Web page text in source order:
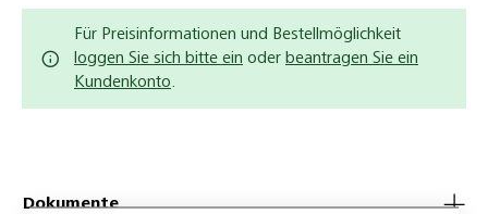
Für Preisinformationen und Bestellmöglichkeit
loggen Sie sich bitte ein oder beantragen Sie ein
Kundenkonto.
Dokumente
Bullet Board